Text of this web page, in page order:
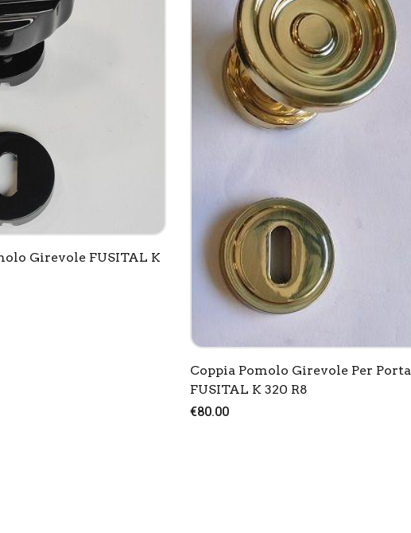
Girevole FUSITAL K
Coppia Pomolo Girevole Per Porta
FUSITAL K 320 R8
€80.00